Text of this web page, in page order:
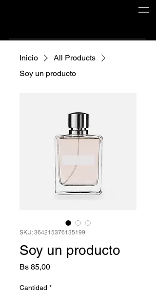
Inicio
All Products
Soy un producto
SKU: 364215376135199
Soy un producto
Bs 85,00Precio
Cantidad *